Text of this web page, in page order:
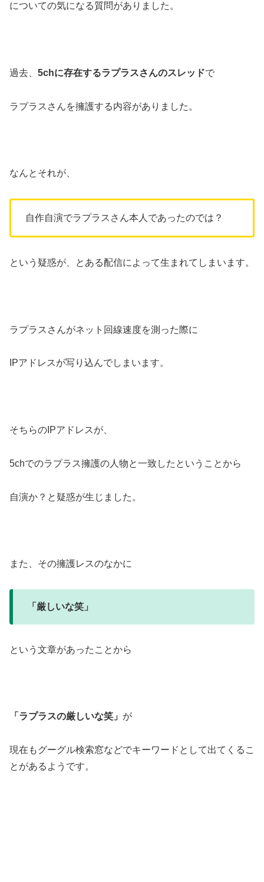
についての気になる質問がありました。
過去、 5chに存在するラプラスさんのスレッドで
ラプラスさんを擁護する内容がありました。
なんとそれが、
自作自演でラプラスさん本人であったのでは？
という疑惑が、とある配信によって生まれてしまいます。
ラプラスさんがネット回線速度を測った際に
IPアドレスが写り込んでしまいます。
そちらの IPアドレスが、
5chでのラプラス擁護の人物と一致したということから
自演か？と疑惑が生じました。
また、その擁護レスのなかに
「厳しいな笑」
という文章があったことから
「ラプラスの厳しいな笑」 が
現在もグーグル検索窓などでキーワードとして出てくるこ
とがあるようです。